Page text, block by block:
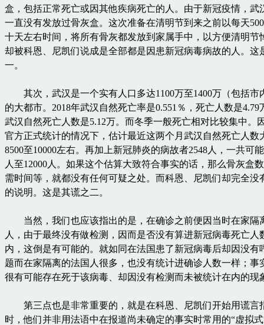
盒，包括正常死亡或因其他疾病死亡的人。由于新冠疫情，武
一直没有发放过骨灰盒。这次准备在清明节到来之前以每天
十天左右时间，将所有骨灰都发放到家属手中，以方便清明节
却被科恩、尼凯们说成是全部都是因患新冠病毒病故的人。这
一。
其次，武汉是一个实有人口多达1100万至1400万（包括市
的大都市。2018年武汉自然死亡率是0.551％，死亡人数是4.79
武汉自然死亡人数是5.12万。而冬季一般死亡相对比较集中。
官方正式统计的情况下，估计最近这两个月武汉自然死亡人数
8500至10000左右。再加上新冠肺炎的病故者2548人，一共可
人至12000人。如果这个估算大致符合事实的话，那么骨灰盒
需时间等，就都没有任何可疑之处。而科恩、尼凯们却完全没
的说明。这是其谎之二。
当然，我们也应该指出的是，在确诊之前便因当时在家隔
人，由于最终没有做检测，因而是否没有算进新冠病毒死亡人
内，这倒是有可能的。就如同在法国患了新冠病毒后却因没有
题而在家隔离的法国人很多，也没有统计进确诊人数一样；事
很有可能存在死于该病毒、却因没有检测而未被统计在内的现
第三点也是非常重要的，就是在科恩、尼凯们开始用谎言
时，他们并非用法语中在报道尚未确定的事实时常用的“虚拟